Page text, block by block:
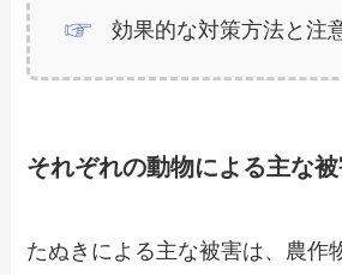
効果的な対策方法と注
それぞれの動物による主な
たぬきによる主な被害は、農作